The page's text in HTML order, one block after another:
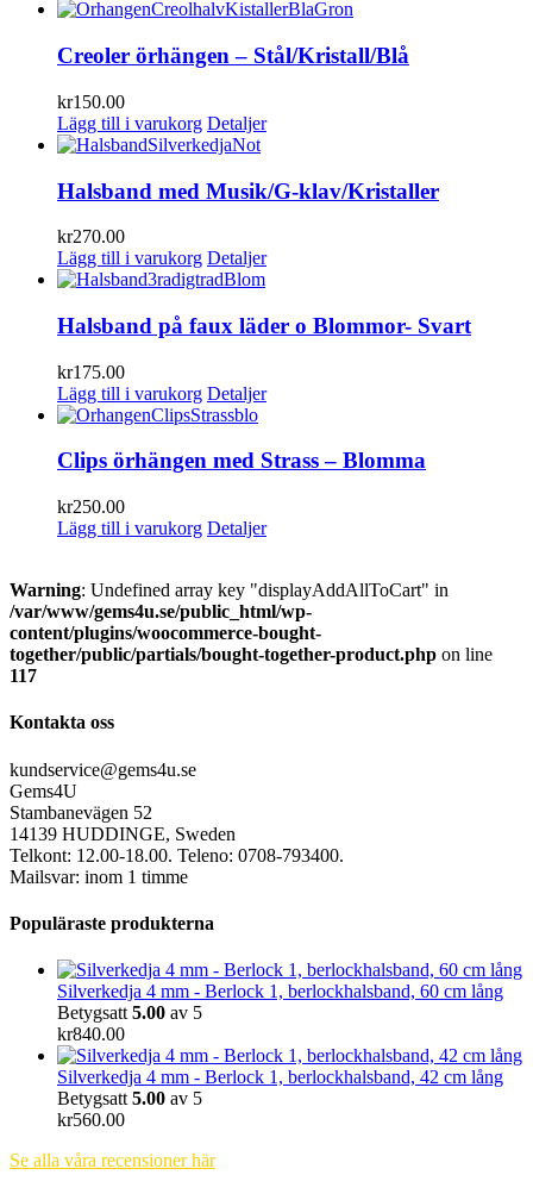
Creoler örhängen – Stål/Kristall/Blå
kr150.00
Lägg till i varukorg Detaljer
Halsband med Musik/G-klav/Kristaller
kr270.00
Lägg till i varukorg Detaljer
Halsband på faux läder o Blommor- Svart
kr175.00
Lägg till i varukorg Detaljer
Clips örhängen med Strass – Blomma
kr250.00
Lägg till i varukorg Detaljer
Warning: Undefined array key "displayAddAllToCart" in
/var/www/gems4u.se/public_html/wp-
content/plugins/woocommerce-bought-
together/public/partials/bought-together-product.php on line
117
Kontakta oss
kundservice@gems4u.se
Gems4U
Stambanevägen 52
14139 HUDDINGE, Sweden
Telkont: 12.00-18.00. Teleno: 0708-793400.
Mailsvar: inom 1 timme
Populäraste produkterna
Silverkedja 4 mm - Berlock 1, berlockhalsband, 60 cm lång
Betygsatt 5.00 av 5
kr840.00
Silverkedja 4 mm - Berlock 1, berlockhalsband, 42 cm lång
Betygsatt 5.00 av 5
kr560.00
Se alla våra recensioner här